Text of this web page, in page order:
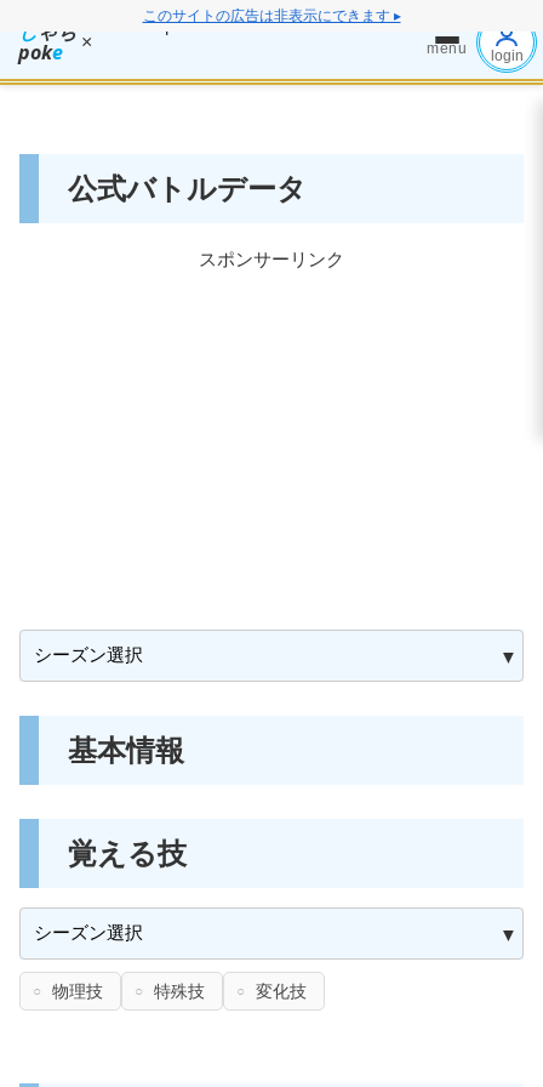
このサイトの広告は非表示にできます ▸
しゃち
poke × menu login
公式バトルデータ
スポンサーリンク
基本情報
覚える技
物理技 特殊技 変化技